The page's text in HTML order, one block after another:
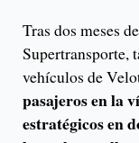
Tras dos meses
Supertransporte,
vehículos de
pasajeros en la
estratégicos en